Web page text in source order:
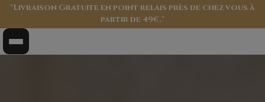
"Livraison Gratuite en point relais près de chez vous à
partir de 49€."